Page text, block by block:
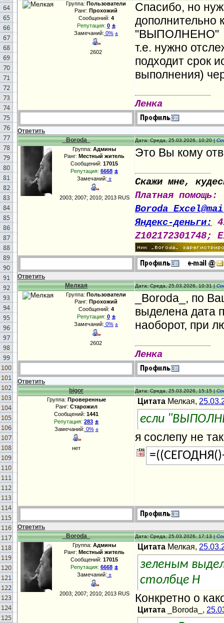
Группа: Пользователи
Ранг: Прохожий
Сообщений: 4
Репутация: 0 ±
Замечаний: 0% ±
2602
Спасибо, но
дополнительно
"ВЫПОЛНЕНО"
т.е. нужно
подходит срок
выполнения)
Ленка
Ответить
_Boroda_
Дата: Среда, 25.03.2026, 10:20 |
Группа: Админы
Ранг: Местный житель
Сообщений: 17015
Репутация: 6668 ±
Замечаний: ±
2003; 2007; 2010; 2013 RUS
Это Вы кому
Скажи мне,
Платная помощь:
Яндекс-деньги:
Z102172301748;
Ответить
Мелкая
Дата: Среда, 25.03.2026, 10:31 |
Группа: Пользователи
Ранг: Прохожий
Сообщений: 4
Репутация: 0 ±
Замечаний: 0% ±
2602
_Boroda_, по
выделена дата
наоборот, при
Ленка
Ответить
bigor
Дата: Среда, 25.03.2026, 15:15 |
Группа: Проверенные
Ранг: Старожил
Сообщений: 1441
Репутация: 283 ±
Замечаний: 0% ±
нет
Цитата Мелкая,
если
я сослепу не
Ответить
_Boroda_
Дата: Среда, 25.03.2026, 17:13 |
Группа: Админы
Ранг: Местный житель
Сообщений: 17015
Репутация: 6668 ±
Замечаний: ±
2003; 2007; 2010; 2013 RUS
Цитата Мелкая,
зеленым
столбце Н
Конкретно о
Цитата _Boroda_,